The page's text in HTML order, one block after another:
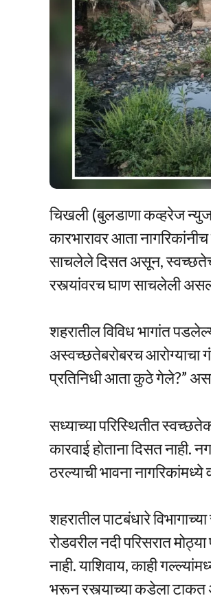
चिखली (बुलडाणा कव्हरेज
कारभारावर आता
साचलेले दिसत असून,
रस्त्यांवरच घाण साचलेली
शहरातील विविध भागांत
अस्वच्छतेबरोबरच आरोग्याचा
प्रतिनिधी आता कुठे गेले?”
सध्याच्या परिस्थितीत
कारवाई होताना दिसत
ठरल्याची भावना
शहरातील पाटबंधारे
रोडवरील नदी परिसरात
नाही. याशिवाय, काही
भरून रस्त्याच्या कडेला